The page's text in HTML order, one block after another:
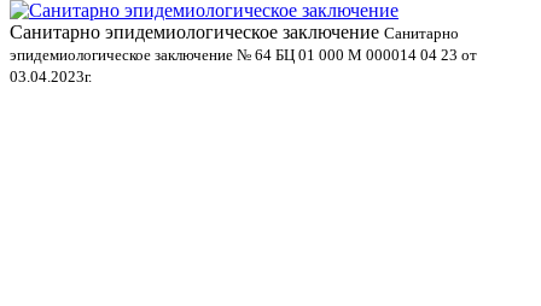
Санитарно эпидемиологическое заключение Санитарно
эпидемиологическое заключение № 64 БЦ 01 000 М 000014 04 23 от
03.04.2023г.